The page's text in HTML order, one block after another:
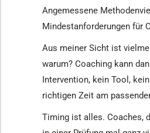
Angemessene
Mindestanforderungen für
Aus meiner Sicht ist
warum? Coaching kann
Intervention, kein Tool,
richtigen Zeit am
Timing ist alles. Coaches,